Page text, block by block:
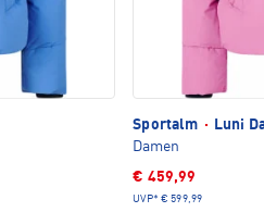
Sportalm ·
Luni
Damen
€ 459,99
UVP* € 599,99